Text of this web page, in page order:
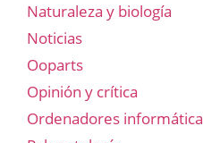
Naturaleza y biología
Noticias
Ooparts
Opinión y crítica
Ordenadores informática